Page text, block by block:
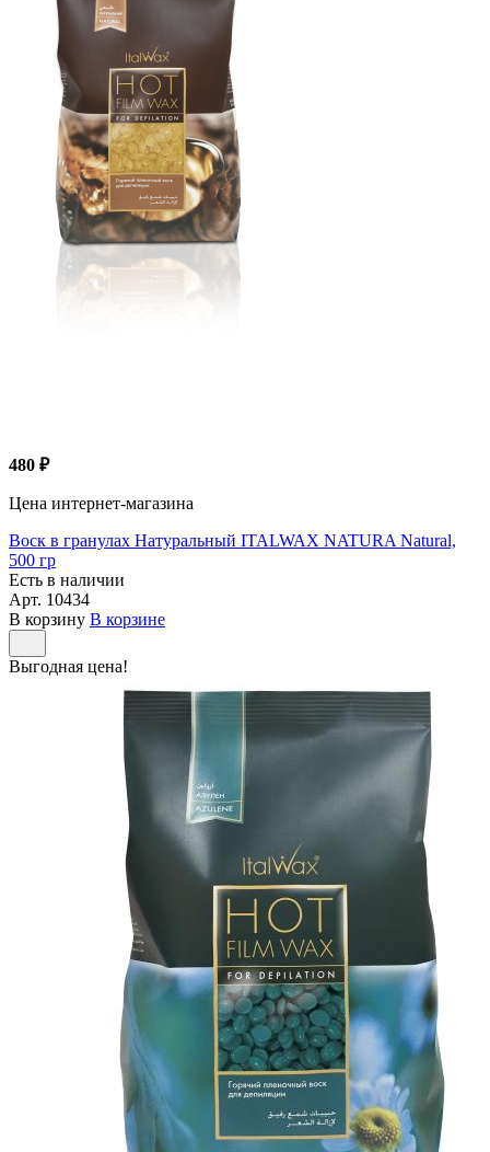
480 ₽
Цена интернет-магазина
Воск в гранулах Натуральный ITALWAX NATURA Natural,
500 гр
Есть в наличии
Арт. 10434
В корзину В корзине
Выгодная цена!